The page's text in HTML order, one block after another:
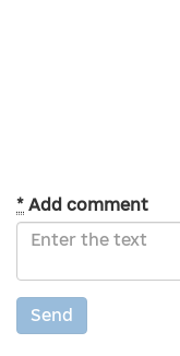
* Add comment
Send